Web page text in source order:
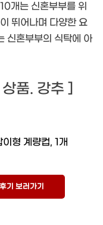
개는 신혼부부를 위
뛰어나며 다양한 요
신혼부부의 식탁에 아
품. 강추 ]
형 계량컵, 1개
기 보러가기